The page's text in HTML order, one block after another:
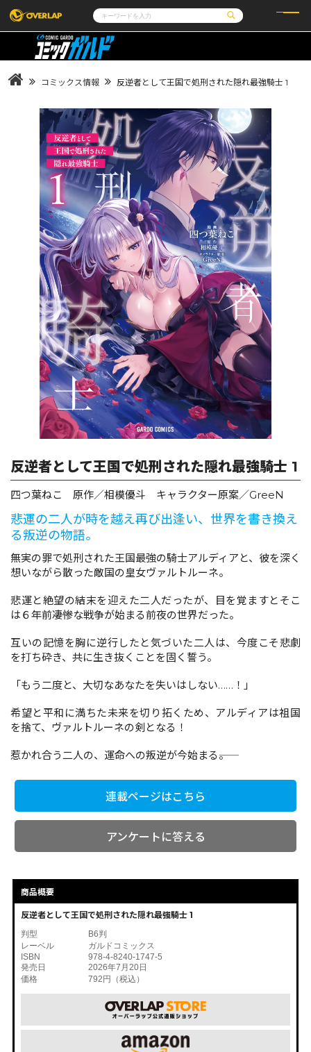
コミック
LiQulle
ライトノベル
ノベルスf
ポケットモンスター
アニメ
ゲーム
オーバーラップ広報室
企業
会社概要
採用情報
アクセス
オーバーラップホールディングス
お問い合わせはこちら
オーバーラップ文庫
オーバーラップノベルス
オーバーラップノベルスf
ロサージュノベルス
コミックガルド
コミッククリエ
コミックパルフェ
コミックス情報 反逆者として王国で処刑された隠れ最強騎士 1
反逆者として王国で処刑された隠れ最強騎士 1
四つ葉ねこ 原作／相模優斗 キャラクター原案／GreeN
悲運の二人が時を越え再び出逢い、世界を書き換え
る叛逆の物語。
無実の罪で処刑された王国最強の騎士アルディアと、彼を深く
想いながら散った敵国の皇女ヴァルトルーネ。
悲運と絶望の結末を迎えた二人だったが、目を覚ますとそこ
は６年前――凄惨な戦争が始まる前夜の世界だった。
互いの記憶を胸に逆行したと気づいた二人は、今度こそ悲劇
を打ち砕き、共に生き抜くことを固く誓う。
「もう二度と、大切なあなたを失いはしない……！」
希望と平和に満ちた未来を切り拓くため、アルディアは祖国
を捨て、ヴァルトルーネの剣となる！
惹かれ合う二人の、運命への叛逆が今始まる――。
連載ページはこちら
アンケートに答える
商品概要
反逆者として王国で処刑された隠れ最強騎士 1
判型
B6判
レーベル
ガルドコミックス
ISBN
978-4-8240-1747-5
発売日
2026年7月20日
価格
792円（税込）